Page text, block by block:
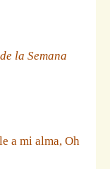
la Semana
a mi alma, Oh